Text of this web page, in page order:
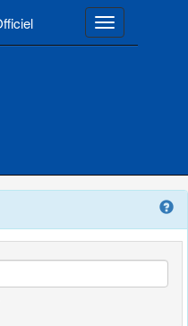
Toggle